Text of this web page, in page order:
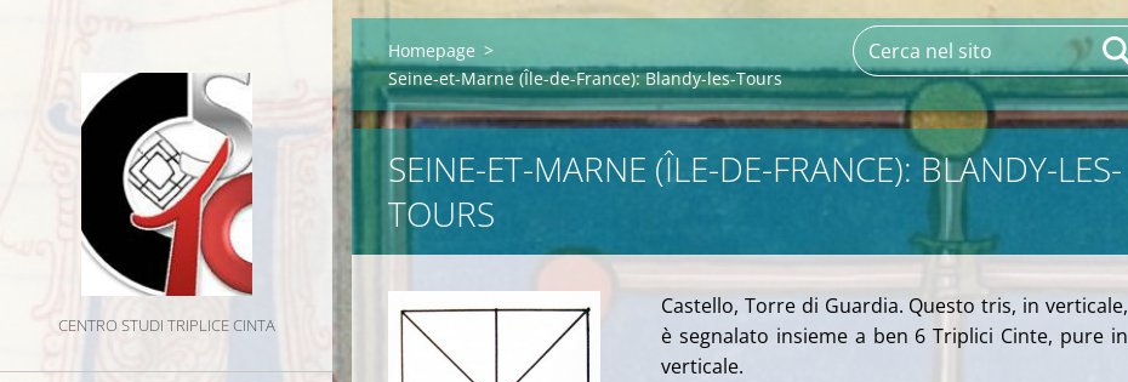
CENTRO STUDI TRIPLICE CINTA
Homepage >
Seine-et-Marne (Île-de-France): Blandy-les-Tours
SEINE-ET-MARNE (ÎLE-DE-FRANCE): BLANDY-LES-
TOURS
Castello, Torre di Guardia. Questo tris, in verticale,
è segnalato insieme a ben 6 Triplici Cinte, pure in
verticale.